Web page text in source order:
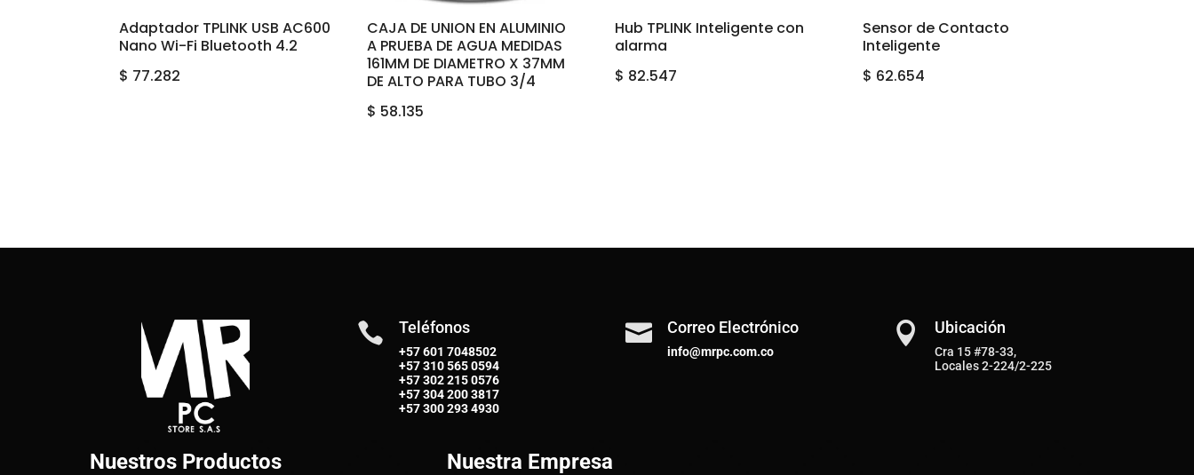
Adaptador TPLINK USB AC600
Nano Wi-Fi Bluetooth 4.2
$ 77.282
CAJA DE UNION EN ALUMINIO
A PRUEBA DE AGUA MEDIDAS
161MM DE DIAMETRO X 37MM
DE ALTO PARA TUBO 3/4
$ 58.135
Hub TPLINK Inteligente con
alarma
$ 82.547
Sensor de Contacto
Inteligente
$ 62.654
 Teléfonos
+57 601 7048502
+57310 565 0594
+57302 215 0576
+57304 200 3817
+57300 293 4930
 Correo Electrónico
info@mrpc.com.co
 Ubicación
Cra 15 #78-33,
Locales 2-224/2-225
Nuestros Productos Nuestra Empresa